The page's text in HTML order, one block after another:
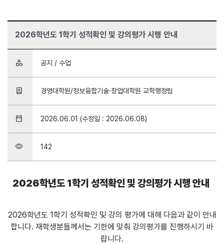
2026학년도 1학기 성적확인 및 강의평가 시행 안내
category 공지 / 수업
person_book 경영대학원/정보융합기술·창업대학원 교학행정팀
date_range 2026.06.01 (수정일 : 2026.06.08)
visibility 142
2026학년도 1학기 성적확인 및 강의평가 시행 안내
2026학년도 1학기 성적확인 및 강의 평가에 대해 다음과 같이 안내
합니다. 재학생분들께서는 기한에 맞춰 강의평가를 진행하시기 바
랍니다.